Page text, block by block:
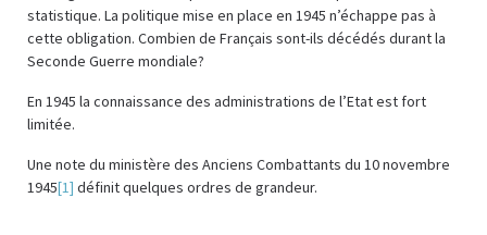
statistique. La politique mise en place en 1945 n’échappe pas à
cette obligation. Combien de Français sont-ils décédés durant la
Seconde Guerre mondiale?
En 1945 la connaissance des administrations de l’Etat est fort
limitée.
Une note du ministère des Anciens Combattants du 10 novembre
1945[1] définit quelques ordres de grandeur.